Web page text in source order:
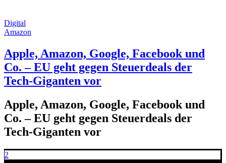
Digital
Amazon
Apple, Amazon, Google, Facebook und
Co. – EU geht gegen Steuerdeals der
Tech-Giganten vor
Apple, Amazon, Google, Facebook und
Co. – EU geht gegen Steuerdeals der
Tech-Giganten vor
2